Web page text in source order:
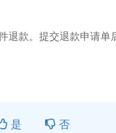
退款。提交退款申请单
是 否